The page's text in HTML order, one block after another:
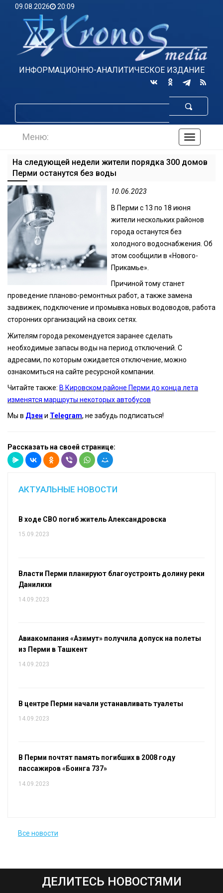
09.08.2026 20:09
ИНФОРМАЦИОННО-АНАЛИТИЧЕСКОЕ ИЗДАНИЕ
по
Меню:
На следующей недели жители порядка 300 домов
Перми останутся без воды
10.06.2023
В Перми с 13 по 18 июня
жители нескольких районов
города останутся без
холодного водоснабжения. Об
этом сообщили в «Нового-
Прикамье».
Причиной тому станет
проведение планово-ремонтных работ, а также замена
задвижек, подключение и промывка новых водоводов, работа
сторонних организаций на своих сетях.
Жителям города рекомендуется заранее сделать
необходимые запасы воды на период отключений. С
адресами, по которым ожидается отключение, можно
ознакомиться на сайте ресурсной компании.
Читайте также: В Кировском районе Перми до конца лета
изменятся маршруты некоторых автобусов
Мы в Дзен и Telegram, не забудь подписаться!
Рассказать на своей странице:
АКТУАЛЬНЫЕ НОВОСТИ
В ходе СВО погиб житель Александровска
15.09.2023
Власти Перми планируют благоустроить долину реки
Данилихи
14.09.2023
Авиакомпания «Азимут» получила допуск на полеты
из Перми в Ташкент
14.09.2023
В центре Перми начали устанавливать туалеты
14.09.2023
В Перми почтят память погибших в 2008 году
пассажиров «Боинга 737»
14.09.2023
Все новости
ДЕЛИТЕСЬ НОВОСТЯМИ